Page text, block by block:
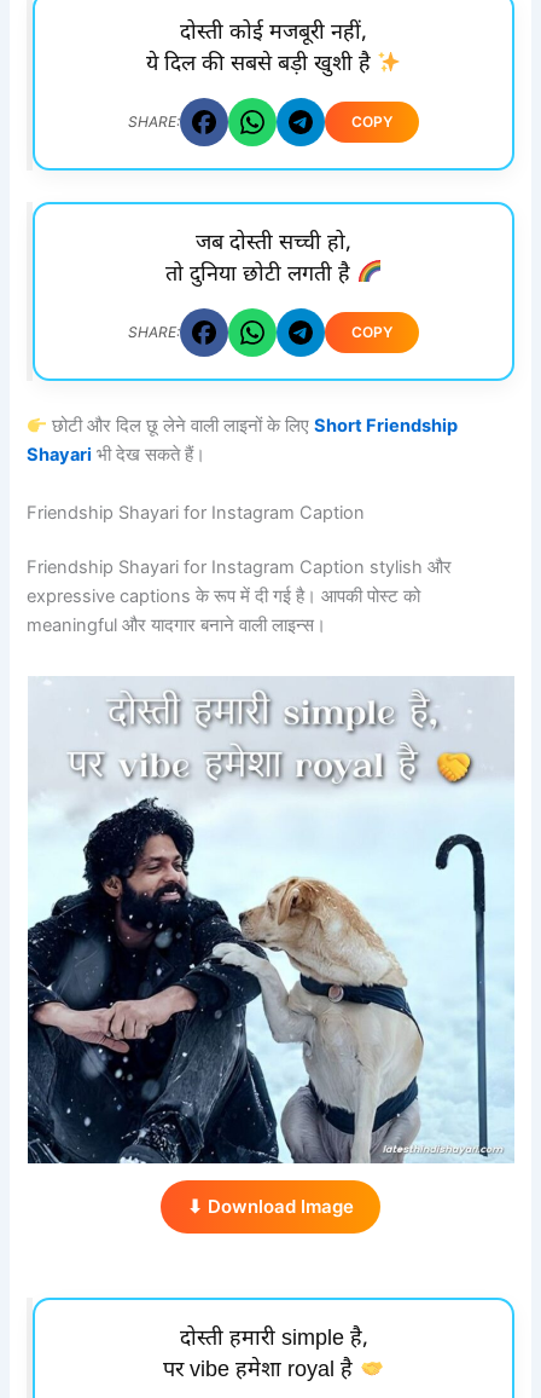
दोस्ती कोई मजबूरी नहीं,
ये दिल की सबसे बड़ी खुशी है
SHARE: COPY
जब दोस्ती सच्ची हो,
तो दुनिया छोटी लगती है
SHARE: COPY
छोटी और दिल छू लेने वाली लाइनों के लिएShort Friendship
Shayari भी देख सकते हैं।
Friendship Shayari for Instagram Caption
Friendship Shayari for Instagram Caption stylish और
expressive captions के रूप में दी गई है। आपकी पोस्ट को
meaningful और यादगार बनाने वाली लाइन्स।
⬇ Download Image
दोस्ती हमारी simple है,
पर vibe हमेशा royal है